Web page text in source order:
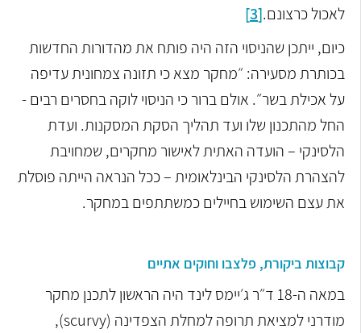
לאכול כרצונם.[3]
כיום, ייתכן שהניסוי הזה היה פותח את מהדורות החדשות
בכותרת מסעירה: ״מחקר מצא כי תזונה צמחונית עדיפה
על אכילת בשר״. אולם ברור כי הניסוי לוקה בחסרים רבים -
החל מהתכנון שלו ועד תהליך הסקת המסקנות. ועדת
הלסינקי – הועדה האתית לאישור מחקרים, שמחויבת
להצהרת הלסינקי הבינלאומית – ככל הנראה הייתה פוסלת
את עצם השימוש בחיילים כמשתתפים במחקר.
קבוצות ביקורת, פלצבו וחוקים אתיים
במאה ה-18 ד״ר ג׳יימס לינד היה הראשון לתכנן מחקר
מודרני למציאת תרופה למחלת הצפדינה (scurvy),